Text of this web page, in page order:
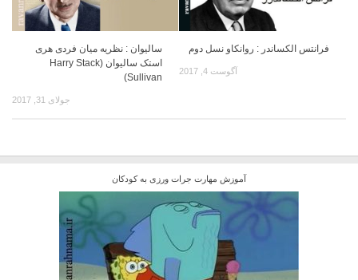
سالیوان : نظریه میان فردی هری
استک سالیوان (Harry Stack
Sullivan)
جولای 31, 2017
فرانتس الکساندر : روانکاو نسل دوم
آگوست 4, 2017
آموزش مهارت جرات ورزی به کودکان